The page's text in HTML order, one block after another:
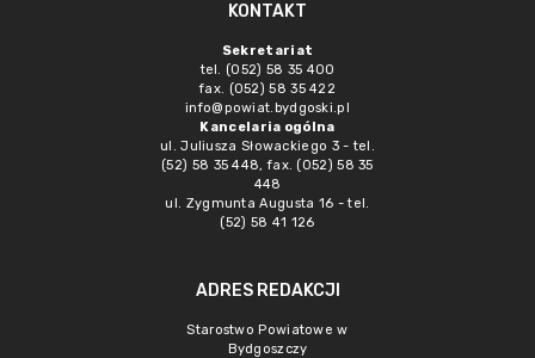
KONTAKT
Sekretariat
tel. (052) 58 35 400
fax. (052) 58 35 422
info@powiat.bydgoski.pl
Kancelaria ogólna
ul. Juliusza Słowackiego 3 - tel.
(52) 58 35 448, fax. (052) 58 35
448
ul. Zygmunta Augusta 16 - tel.
(52) 58 41 126
ADRES REDAKCJI
Starostwo Powiatowe w
Bydgoszczy